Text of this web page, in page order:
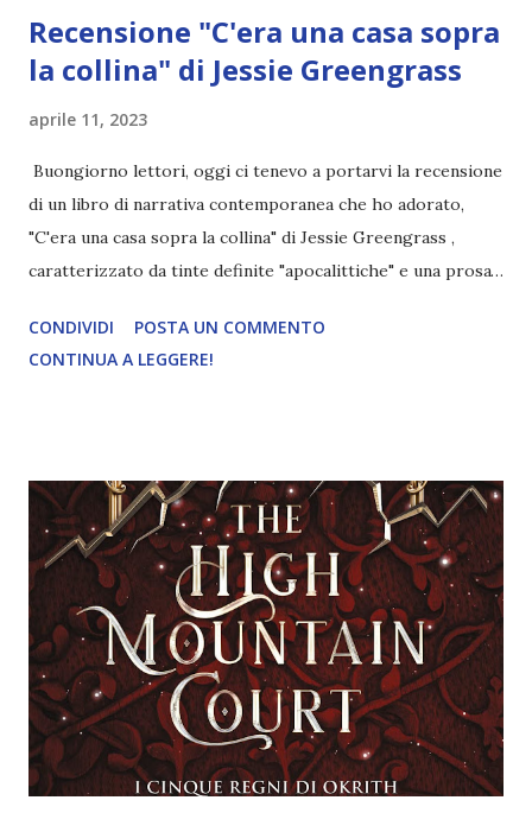
Recensione "C'era una casa sopra
la collina" di Jessie Greengrass
aprile 11, 2023
Buongiorno lettori, oggi ci tenevo a portarvi la recensione
di un libro di narrativa contemporanea che ho adorato,
"C'era una casa sopra la collina" di Jessie Greengrass ,
caratterizzato da tinte definite "apocalittiche" e una prosa
collaborazione con la casa editrice Bompiani che ringrazio
per la copia del libro. Titolo: C'era una casa sopra la
un’inondazione che costringe alcune persone a trovare
rifugio in una casa che è sempre stata la casa delle vacanze,
alta sopra la collina, come una sorta di arca. Perché nelle
terre basse non si può più stare. Francesca, matrigna di
Caro e madre di Pauly, ha previsto da scienziata il futuro
vicino e preparato per loro (ma non per sé) il rifugio
perfetto. Nella casa lassù la ragazzina e il bimbo trovano ad
aspe...
CONDIVIDI
POSTA UN COMMENTO
CONTINUA A LEGGERE!